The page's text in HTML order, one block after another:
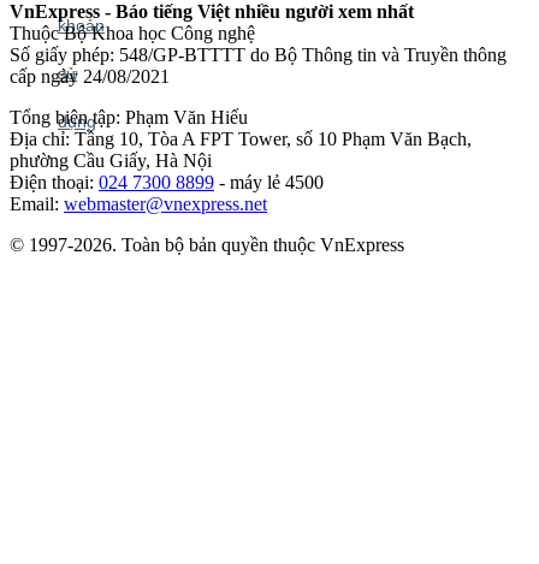
VnExpress - Báo tiếng Việt nhiều người xem nhất
Thuộc Bộ Khoa học Công nghệ
Số giấy phép: 548/GP-BTTTT do Bộ Thông tin và Truyền thông
cấp ngày 24/08/2021
Tổng biên tập: Phạm Văn Hiếu
Địa chỉ: Tầng 10, Tòa A FPT Tower, số 10 Phạm Văn Bạch,
phường Cầu Giấy, Hà Nội
Điện thoại: 024 7300 8899 - máy lẻ 4500
Email: webmaster@vnexpress.net
© 1997-2026. Toàn bộ bản quyền thuộc VnExpress